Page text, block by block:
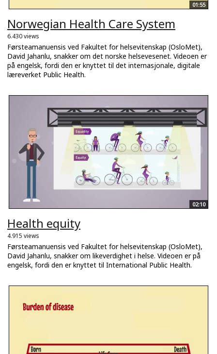
01:55
Norwegian Health Care System
6.430 views
Førsteamanuensis ved Fakultet for helsevitenskap (OsloMet),
David Jahanlu, snakker om det norske helsevesenet. Videoen er
på engelsk, fordi den er knyttet til det internasjonale, digitale
læreverket Public Health.
02:10
Health equity
4.915 views
Førsteamanuensis ved Fakultet for helsevitenskap (OsloMet),
David Jahanlu, snakker om likeverdighet i helse. Videoen er på
engelsk, fordi den er knyttet til International Public Health.